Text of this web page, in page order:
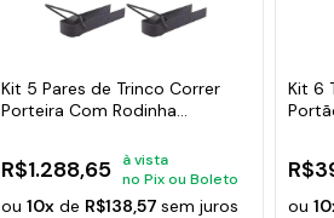
Kit 5 Pares de Trinco Correr
Porteira Com Rodinha
R$1.288,65
à vista
no Pix ou Boleto
ou 10xde R$138,57 sem juros
Kit 6
ou